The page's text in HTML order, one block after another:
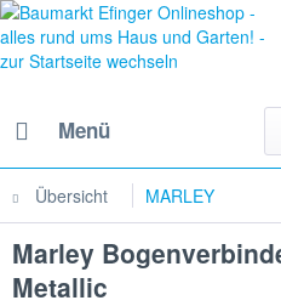
Menü
Übersicht MARLEY
Marley
Metallic